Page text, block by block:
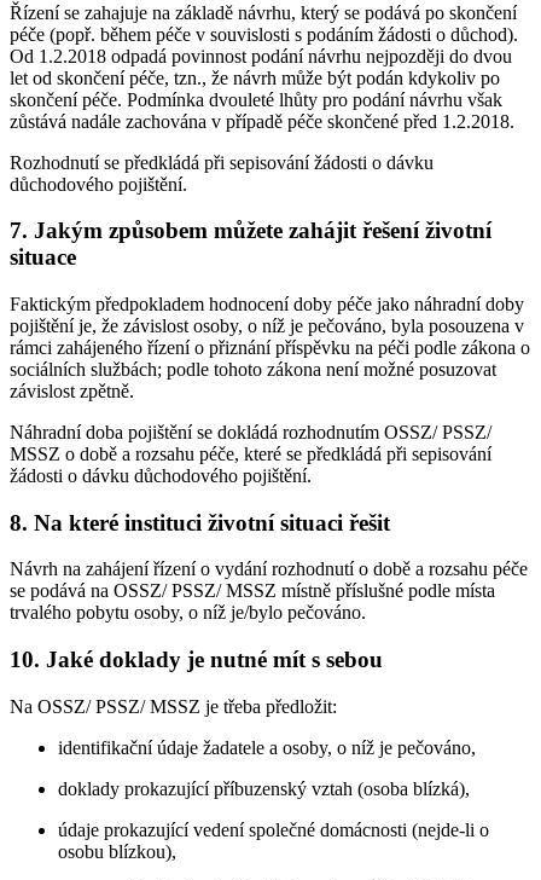
Řízení se zahajuje na základě návrhu, který se podává po skončení
péče (popř. během péče v souvislosti s podáním žádosti o důchod).
Od 1.2.2018 odpadá povinnost podání návrhu nejpozději do dvou
let od skončení péče, tzn., že návrh může být podán kdykoliv po
skončení péče. Podmínka dvouleté lhůty pro podání návrhu však
zůstává nadále zachována v případě péče skončené před 1.2.2018.
Rozhodnutí se předkládá při sepisování žádosti o dávku
důchodového pojištění.
7. Jakým způsobem můžete zahájit řešení životní
situace
Faktickým předpokladem hodnocení doby péče jako náhradní doby
pojištění je, že závislost osoby, o níž je pečováno, byla posouzena v
rámci zahájeného řízení o přiznání příspěvku na péči podle zákona o
sociálních službách; podle tohoto zákona není možné posuzovat
závislost zpětně.
Náhradní doba pojištění se dokládá rozhodnutím OSSZ/ PSSZ/
MSSZ o době a rozsahu péče, které se předkládá při sepisování
žádosti o dávku důchodového pojištění.
8. Na které instituci životní situaci řešit
Návrh na zahájení řízení o vydání rozhodnutí o době a rozsahu péče
se podává na OSSZ/ PSSZ/ MSSZ místně příslušné podle místa
trvalého pobytu osoby, o níž je/bylo pečováno.
10. Jaké doklady je nutné mít s sebou
Na OSSZ/ PSSZ/ MSSZ je třeba předložit:
identifikační údaje žadatele a osoby, o níž je pečováno,
doklady prokazující příbuzenský vztah (osoba blízká),
údaje prokazující vedení společné domácnosti (nejde-li o
osobu blízkou),